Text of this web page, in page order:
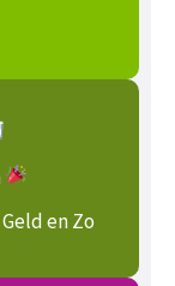
en Zo